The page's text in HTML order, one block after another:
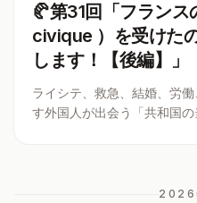
🥐第31回「フラン
civique ）を受けた
します！【後編】」
ライシテ、救急、結婚、労
す外国人が出会う「共和国
2026